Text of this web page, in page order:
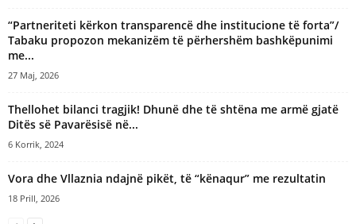
“Partneriteti kërkon transparencë dhe institucione të forta”/
Tabaku propozon mekanizëm të përhershëm bashkëpunimi
me...
27 Maj, 2026
Thellohet bilanci tragjik! Dhunë dhe të shtëna me armë gjatë
Ditës së Pavarësisë në...
6 Korrik, 2024
Vora dhe Vllaznia ndajnë pikët, të “kënaqur” me rezultatin
18 Prill, 2026